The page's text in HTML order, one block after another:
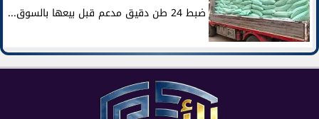
ضبط 24 طن دقيق مدعم قبل بيعها بالسوق...